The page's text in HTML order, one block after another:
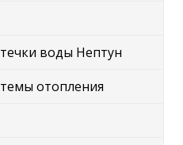
воды Нептун
отопления